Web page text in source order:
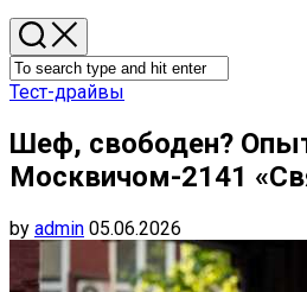
Тест-драйвы
Шеф, свободен?
Москвичом-2141
by admin 05.06.2026